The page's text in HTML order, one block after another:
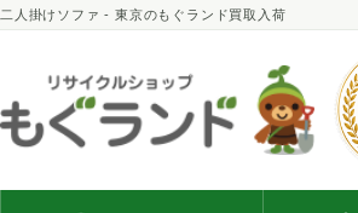
二人掛けソファ - 東京のもぐランド買取入荷